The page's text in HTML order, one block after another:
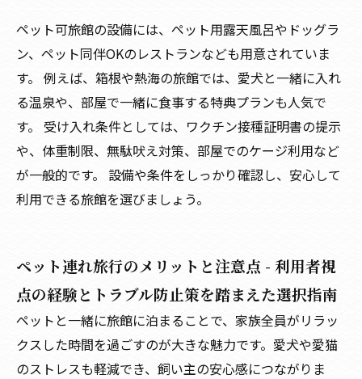
ペット可旅館の設備には、ペット用露天風呂やドッグラ
ン、ペット同伴OKのレストランなども用意されていま
す。 例えば、箱根や熱海の旅館では、愛犬と一緒に入れ
る温泉や、部屋で一緒に食事する特典プランも人気で
す。 受け入れ条件としては、ワクチン接種証明書の提示
や、体重制限、無駄吠え対策、部屋でのケージ利用など
が一般的です。 設備や条件をしっかり確認し、安心して
利用できる旅館を選びましょう。
ペット連れ旅行のメリットと注意点 - 利用者視
点の経験とトラブル防止策を踏まえた選択指南
ペットと一緒に旅館に泊まることで、家族全員がリラッ
クスした時間を過ごすのが大きな魅力です。愛犬や愛猫
のストレスも軽減でき、飼い主の安心感につながりま